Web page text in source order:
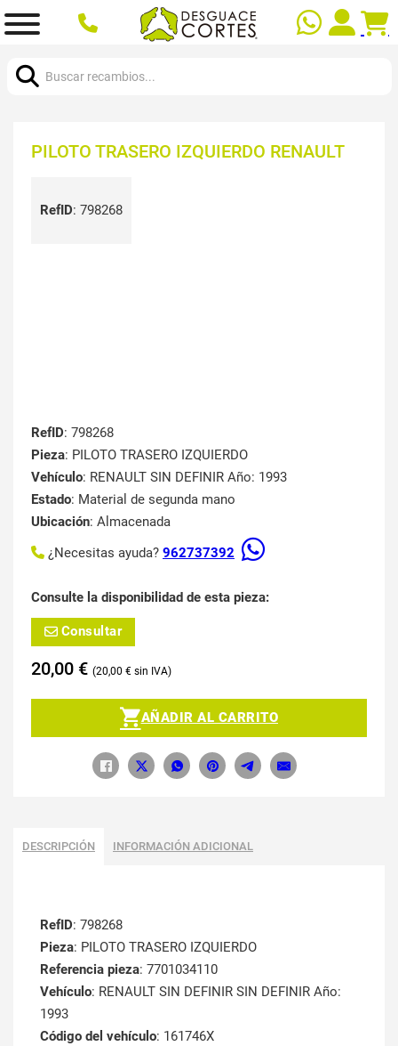
PILOTO TRASERO IZQUIERDO RENAULT
RefID: 798268
RefID: 798268
Pieza: PILOTO TRASERO IZQUIERDO
Vehículo: RENAULT SIN DEFINIR Año: 1993
Estado: Material de segunda mano
Ubicación: Almacenada
¿Necesitas ayuda? 962737392
Consulte la disponibilidad de esta pieza:
Consultar
20,00 € 20,00 €
AÑADIR AL CARRITO
DESCRIPCIÓN INFORMACIÓN ADICIONAL
RefID: 798268
Pieza: PILOTO TRASERO IZQUIERDO
Referencia pieza: 7701034110
Vehículo: RENAULT SIN DEFINIR SIN DEFINIR Año:
1993
Código del vehículo: 161746X